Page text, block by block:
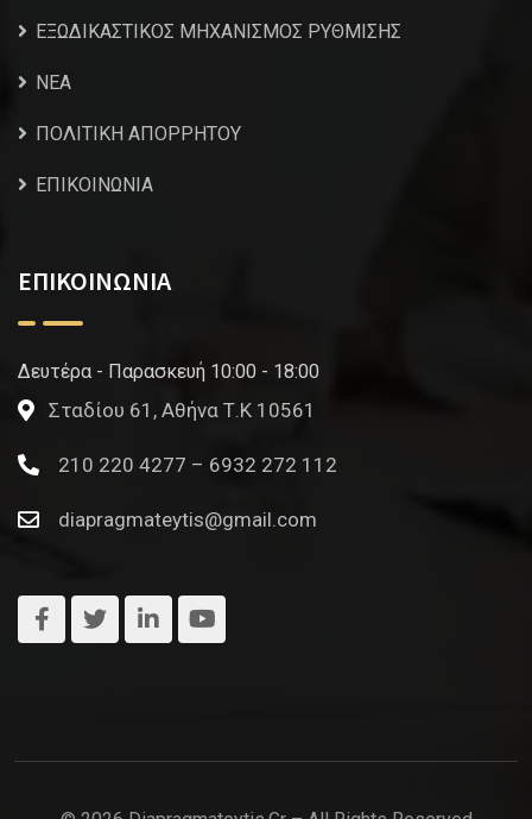
ΕΞΩΔΙΚΑΣΤΙΚΟΣ ΜΗΧΑΝΙΣΜΟΣ ΡΥΘΜΙΣΗΣ
NEA
ΠΟΛΙΤΙΚΗ ΑΠΟΡΡΗΤΟΥ
ΕΠΙΚΟΙΝΩΝΙΑ
ΕΠΙΚΟΙΝΩΝΙΑ
Δευτέρα - Παρασκευή 10:00 - 18:00
Σταδίου 61, Αθήνα Τ.Κ 10561
210 220 4277 – 6932 272 112
diapragmateytis@gmail.com